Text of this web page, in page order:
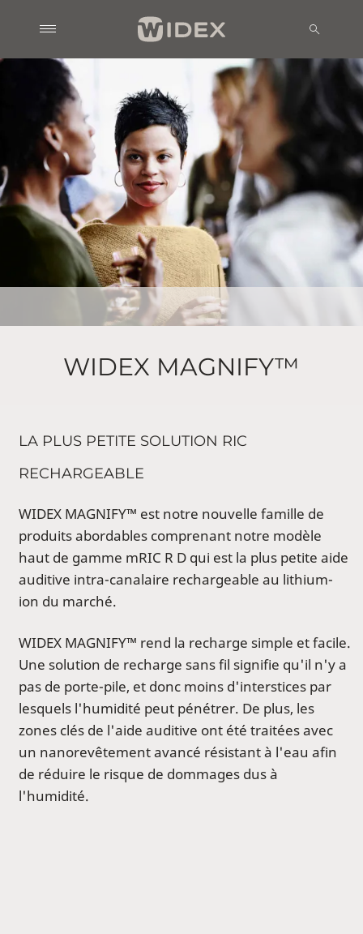
WIDEX MAGNIFY™
LA PLUS PETITE SOLUTION RIC
RECHARGEABLE
WIDEX MAGNIFY™ est notre nouvelle famille de
produits abordables comprenant notre modèle
haut de gamme mRIC R D qui est la plus petite aide
auditive intra-canalaire rechargeable au lithium-
ion du marché.
WIDEX MAGNIFY™ rend la recharge simple et facile.
Une solution de recharge sans fil signifie qu'il n'y a
pas de porte-pile, et donc moins d'interstices par
lesquels l'humidité peut pénétrer. De plus, les
zones clés de l'aide auditive ont été traitées avec
un nanorevêtement avancé résistant à l'eau afin
de réduire le risque de dommages dus à
l'humidité.